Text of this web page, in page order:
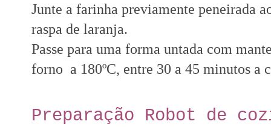
Junte a farinha previamente peneirada
raspa de laranja.
Passe para uma forma untada com
forno a 180ºC, entre 30 a 45 minutos a
Preparação Robot de